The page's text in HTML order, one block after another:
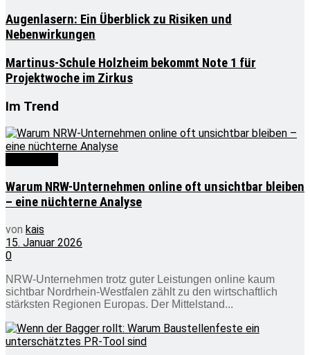
Augenlasern: Ein Überblick zu Risiken und
Nebenwirkungen
Martinus-Schule Holzheim bekommt Note 1 für
Projektwoche im Zirkus
Im Trend
Warum NRW-Unternehmen online oft unsichtbar bleiben
– eine nüchterne Analyse
von kais
15. Januar 2026
0
NRW-Unternehmen trotz guter Leistungen online kaum
sichtbar Nordrhein-Westfalen zählt zu den wirtschaftlich
stärksten Regionen Europas. Der Mittelstand...